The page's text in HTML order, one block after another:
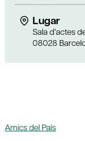
Lugar
Sala d’actes
08028
Amics del País